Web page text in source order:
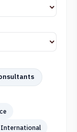
International